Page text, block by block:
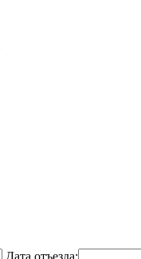
Дата отъезда: